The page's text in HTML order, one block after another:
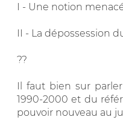
I - Une notion
II - La dépossession
??
Il faut bien sur
1990-2000 et du
pouvoir nouveau au